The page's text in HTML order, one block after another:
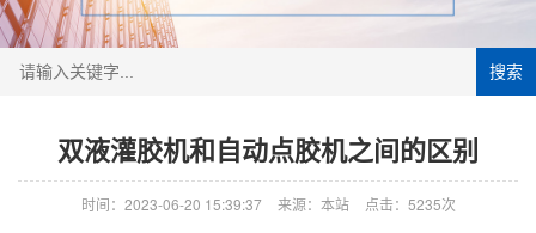
搜索
双液灌胶机和自动点胶机之间的区别
时间：2023-06-20 15:39:37 来源：本站 点击：5235次